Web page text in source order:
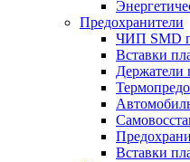
Предохранители
ЧИП SMD
Вставки
Держатели
Вставки